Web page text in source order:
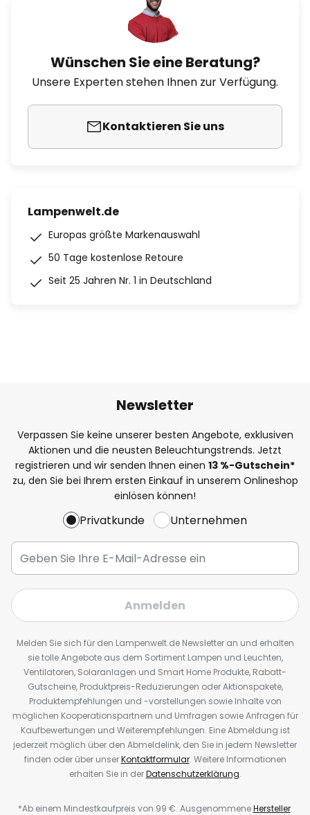
Wünschen Sie eine Beratung?
Unsere Experten stehen Ihnen zur Verfügung.
Kontaktieren Sie uns
Lampenwelt.de
Europas größte Markenauswahl
50 Tage kostenlose Retoure
Seit 25 Jahren Nr. 1 in Deutschland
Newsletter
Verpassen Sie keine unserer besten Angebote, exklusiven
Aktionen und die neusten Beleuchtungstrends. Jetzt
registrieren und wir senden Ihnen einen 13 %-Gutschein*
zu, den Sie bei Ihrem ersten Einkauf in unserem Onlineshop
einlösen können!
Privatkunde Unternehmen
Anmelden
Melden Sie sich für den Lampenwelt.de Newsletter an und erhalten
sie tolle Angebote aus dem Sortiment Lampen und Leuchten,
Ventilatoren, Solaranlagen und Smart Home Produkte, Rabatt-
Gutscheine, Produktpreis-Reduzierungen oder Aktionspakete,
Produktempfehlungen und -vorstellungen sowie Inhalte von
möglichen Kooperationspartnern und Umfragen sowie Anfragen für
Kaufbewertungen und Weiterempfehlungen. Eine Abmeldung ist
jederzeit möglich über den Abmeldelink, den Sie in jedem Newsletter
finden oder über unserKontaktformular. Weitere Informationen
erhalten Sie in derDatenschutzerklärung.
*Ab einem Mindestkaufpreis von 99 €. AusgenommeneHersteller.